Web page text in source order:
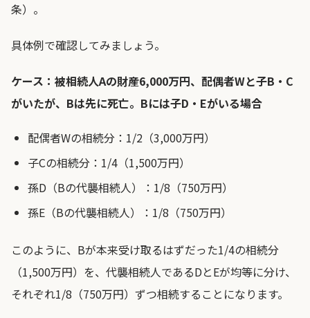
条）。
具体例で確認してみましょう。
ケース：被相続人Aの財産6,000万円、配偶者Wと子B・C
がいたが、Bは先に死亡。Bには子D・Eがいる場合
配偶者Wの相続分：1/2（3,000万円）
子Cの相続分：1/4（1,500万円）
孫D（Bの代襲相続人）：1/8（750万円）
孫E（Bの代襲相続人）：1/8（750万円）
このように、Bが本来受け取るはずだった1/4の相続分
（1,500万円）を、代襲相続人であるDとEが均等に分け、
それぞれ1/8（750万円）ずつ相続することになります。